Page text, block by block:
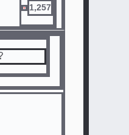
1,257